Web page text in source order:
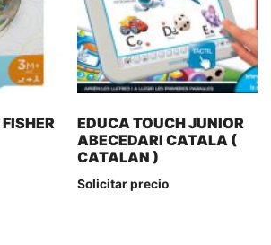
EDUCA TOUCH JUNIOR
ABECEDARI CATALA (
CATALAN )
Solicitar precio